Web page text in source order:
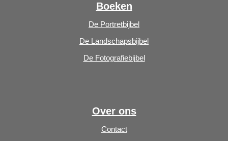
Boeken
De Portretbijbel
De Landschapsbijbel
De Fotografiebijbel
Over ons
Contact